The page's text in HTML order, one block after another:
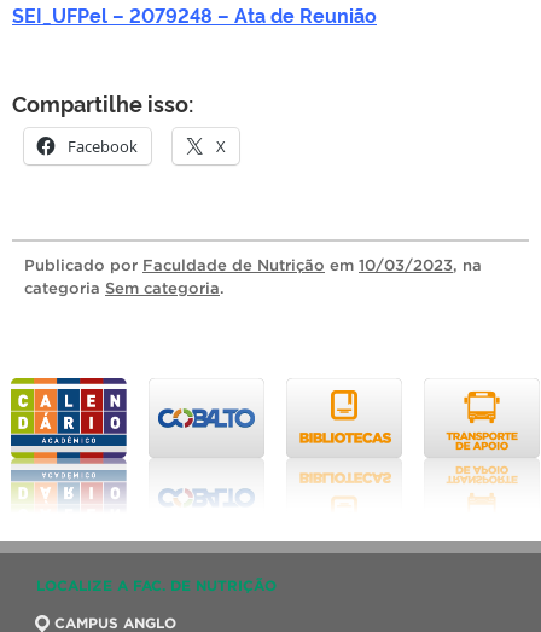
SEI_UFPel – 2079248 – Ata de Reunião
Compartilhe isso:
Facebook X
Publicado por Faculdade de Nutrição em 10/03/2023, na
categoria Sem categoria.
LOCALIZE A FAC. DE NUTRIÇÃO
CAMPUS ANGLO